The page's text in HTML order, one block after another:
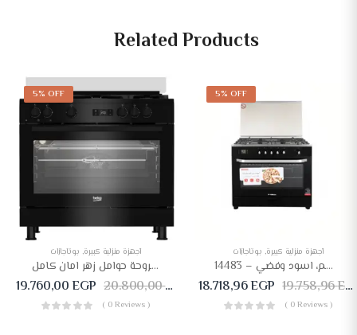
Related Products
5% OFF
أجهزة منزلية كبيرة, بوتاجازات
بوتجاز بيكو 60*90 اسود ديجيتال 2مروحة حوامل زهر امان كامل GGR15325FXNB
19.760,00EGP 20.800,00EGP
( 0 Reviews )
5% OFF
أجهزة منزلية كبيرة, بوتاجازات
بوتجار فريش هامر اير فراير، 5 شعلة، 80 سم، اسود وفضي – 14483
18.718,96EGP 19.758,96EGP
( 0 Reviews )